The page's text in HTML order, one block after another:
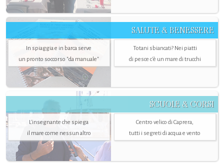
SALUTE & BENESSERE
In spiaggia e in barca serve
un pronto soccorso "da manuale"
Totani sbiancati? Nei piatti
di pesce c'è un mare di trucchi
SCUOLE & CORSI
L'insegnante che spiega
il mare come nessun altro
Centro velico di Caprera,
tutti i segreti di acqua e vento